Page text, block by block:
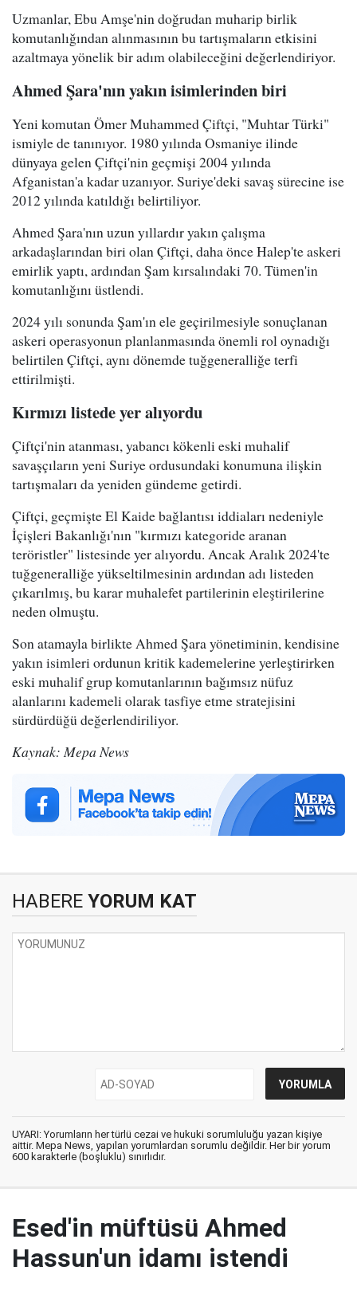
Uzmanlar, Ebu Amşe'nin doğrudan muharip birlik
komutanlığından alınmasının bu tartışmaların etkisini
azaltmaya yönelik bir adım olabileceğini değerlendiriyor.
Ahmed Şara'nın yakın isimlerinden biri
Yeni komutan Ömer Muhammed Çiftçi, "Muhtar Türki"
ismiyle de tanınıyor. 1980 yılında Osmaniye ilinde
dünyaya gelen Çiftçi'nin geçmişi 2004 yılında
Afganistan'a kadar uzanıyor. Suriye'deki savaş sürecine ise
2012 yılında katıldığı belirtiliyor.
Ahmed Şara'nın uzun yıllardır yakın çalışma
arkadaşlarından biri olan Çiftçi, daha önce Halep'te askeri
emirlik yaptı, ardından Şam kırsalındaki 70. Tümen'in
komutanlığını üstlendi.
2024 yılı sonunda Şam'ın ele geçirilmesiyle sonuçlanan
askeri operasyonun planlanmasında önemli rol oynadığı
belirtilen Çiftçi, aynı dönemde tuğgeneralliğe terfi
ettirilmişti.
Kırmızı listede yer alıyordu
Çiftçi'nin atanması, yabancı kökenli eski muhalif
savaşçıların yeni Suriye ordusundaki konumuna ilişkin
tartışmaları da yeniden gündeme getirdi.
Çiftçi, geçmişte El Kaide bağlantısı iddiaları nedeniyle
İçişleri Bakanlığı'nın "kırmızı kategoride aranan
teröristler" listesinde yer alıyordu. Ancak Aralık 2024'te
tuğgeneralliğe yükseltilmesinin ardından adı listeden
çıkarılmış, bu karar muhalefet partilerinin eleştirilerine
neden olmuştu.
Son atamayla birlikte Ahmed Şara yönetiminin, kendisine
yakın isimleri ordunun kritik kademelerine yerleştirirken
eski muhalif grup komutanlarının bağımsız nüfuz
alanlarını kademeli olarak tasfiye etme stratejisini
sürdürdüğü değerlendiriliyor.
Kaynak: Mepa News
HABERE YORUM KAT
UYARI: Yorumların her türlü cezai ve hukuki sorumluluğu yazan kişiye
aittir. Mepa News, yapılan yorumlardan sorumlu değildir. Her bir yorum
600 karakterle (boşluklu) sınırlıdır.
Esed'in müftüsü Ahmed
Hassun'un idamı istendi